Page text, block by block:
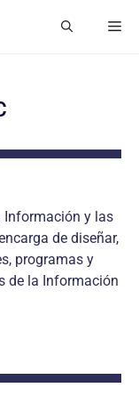
Información y las
de diseñar,
programas y
de la Información